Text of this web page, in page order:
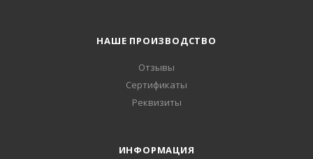
НАШЕ ПРОИЗВОДСТВО
Отзывы
Сертификаты
Реквизиты
ИНФОРМАЦИЯ